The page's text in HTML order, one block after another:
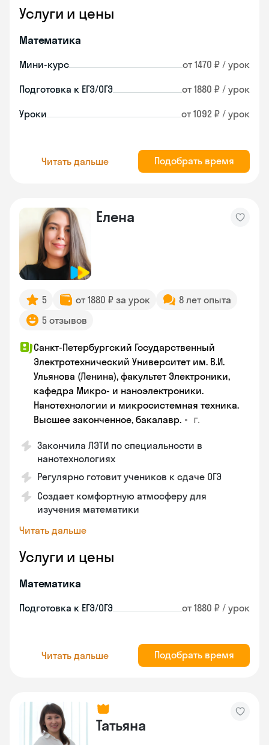
Услуги и цены
Математика
Мини-курс от 1470 ₽ / урок
Подготовка к ЕГЭ/ОГЭ от 1880 ₽ / урок
Уроки от 1092 ₽ / урок
Читать дальше Подобрать время
Елена
5 от 1880 ₽ за урок
8 лет опыта
5 отзывов
Санкт-Петербургский Государственный
Электротехнический Университет им. В.И.
Ульянова (Ленина), факультет Электроники,
кафедра Микро- и наноэлектроники.
Нанотехнологии и микросистемная техника.
Высшее законченное, бакалавр. • г.
Закончила ЛЭТИ по специальности в
нанотехнологиях
Регулярно готовит учеников к сдаче ОГЭ
Создает комфортную атмосферу для
изучения математики
Читать дальше
Услуги и цены
Математика
Подготовка к ЕГЭ/ОГЭ от 1880 ₽ / урок
Читать дальше Подобрать время
Татьяна